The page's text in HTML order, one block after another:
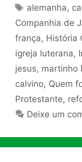
Tags
alemanha,
Companhia de
frança, História
igreja luterana,
jesus, martinho
calvino, Quem
Protestante,
Deixe um